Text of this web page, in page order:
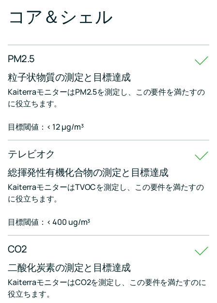
基
準
タ
ー
気
の
門
に
よ
教
育
リ
ソ
ー
ス
イ
ベ
ト
Kaiterra
の
今
後
の
イ
ベ
ン
コア＆シェル
PM2.5
粒子状物質の測定と目標達成
KaiterraモニターはPM2.5を測定し、この要件を満たすの
に役立ちます。
目標閾値：< 12 μg/m³
テレビオク
総揮発性有機化合物の測定と目標達成
KaiterraモニターはTVOCを測定し、この要件を満たすの
に役立ちます。
目標閾値：< 400 ug/m³
CO2
二酸化炭素の測定と目標達成
KaiterraモニターはCO2を測定し、この要件を満たすのに
役立ちます。